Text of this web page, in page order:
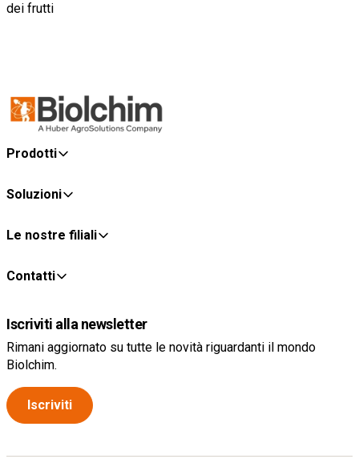
dei frutti
Prodotti
Soluzioni
Le nostre filiali
Contatti
Iscriviti alla newsletter
Rimani aggiornato su tutte le novità riguardanti il mondo
Biolchim.
Iscriviti